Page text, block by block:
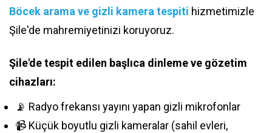
Böcek arama ve gizli kamera tespiti hizmetimizle
Şile'de mahremiyetinizi koruyoruz.
Şile'de tespit edilen başlıca dinleme ve gözetim
cihazları:
📡 Radyo frekansı yayını yapan gizli mikrofonlar
📹 Küçük boyutlu gizli kameralar (sahil evleri,